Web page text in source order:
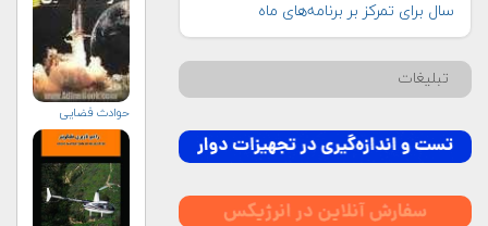
سال برای تمرکز بر برنامه‌های ماه
تبلیغات
حوادث فضایی